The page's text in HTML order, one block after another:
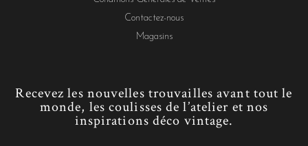
Contactez-nous
Magasins
Recevez les nouvelles trouvailles avant tout le
monde, les coulisses de l’atelier et nos
inspirations déco vintage.